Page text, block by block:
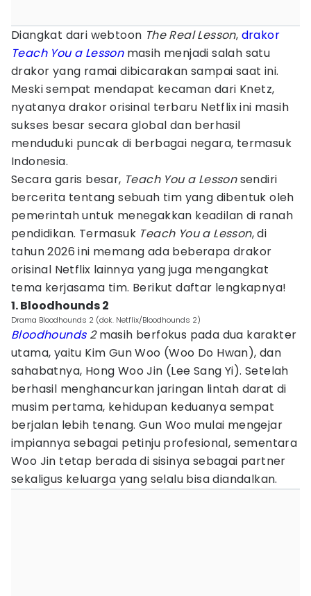
Diangkat dari webtoon The Real Lesson, drakor
Teach You a Lessonmasih menjadi salah satu
drakor yang ramai dibicarakan sampai saat ini.
Meski sempat mendapat kecaman dari Knetz,
nyatanya drakor orisinal terbaru Netflix ini masih
sukses besar secara global dan berhasil
menduduki puncak di berbagai negara, termasuk
Indonesia.
Secara garis besar, Teach You a Lessonsendiri
bercerita tentang sebuah tim yang dibentuk oleh
pemerintah untuk menegakkan keadilan di ranah
pendidikan. Termasuk Teach You a Lesson, di
tahun 2026 ini memang ada beberapa drakor
orisinal Netflix lainnya yang juga mengangkat
tema kerjasama tim. Berikut daftar lengkapnya!
1. Bloodhounds 2
Drama Bloodhounds 2 (dok. Netflix/Bloodhounds 2)
Bloodhounds2masih berfokus pada dua karakter
utama, yaitu Kim Gun Woo (Woo Do Hwan), dan
sahabatnya, Hong Woo Jin (Lee Sang Yi). Setelah
berhasil menghancurkan jaringan lintah darat di
musim pertama, kehidupan keduanya sempat
berjalan lebih tenang. Gun Woo mulai mengejar
impiannya sebagai petinju profesional, sementara
Woo Jin tetap berada di sisinya sebagai partner
sekaligus keluarga yang selalu bisa diandalkan.